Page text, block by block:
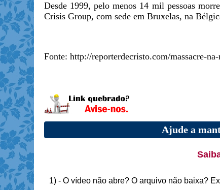
Desde 1999, pelo menos 14 mil pessoas
Crisis Group, com sede em Bruxelas, na
Fonte: http://reporterdecristo.com/massacre-
Ajude a
1) - O vídeo não abre? O arquivo não baixa?